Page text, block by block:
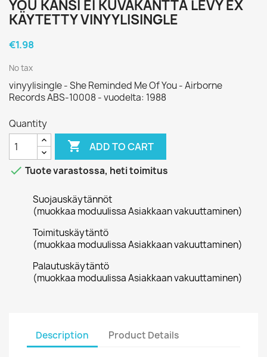
YOU KANSI EI KUVAKANTTA LEVY EX
KÄYTETTY VINYYLISINGLE
€1.98
No tax
vinyylisingle - She Reminded Me Of You - Airborne
Records ABS-10008 - vuodelta: 1988
Quantity
 ADD TO CART
 Tuote varastossa, heti toimitus
Suojauskäytännöt
(muokkaa moduulissa Asiakkaan vakuuttaminen)
Toimituskäytäntö
(muokkaa moduulissa Asiakkaan vakuuttaminen)
Palautuskäytäntö
(muokkaa moduulissa Asiakkaan vakuuttaminen)
Description Product Details